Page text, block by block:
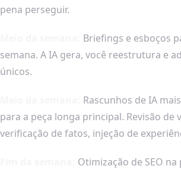
pena perseguir.
Briefings e esboços
semana. A IA gera, você reestrutura e
únicos.
Rascunhos de IA
para a peça longa principal. Revisão de
verificação de fatos, injeção de
Otimização de SEO na